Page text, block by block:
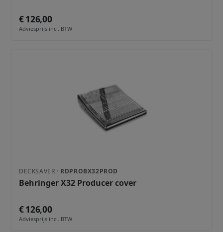
€ 126,00
Adviesprijs incl. BTW
DECKSAVER · RDPROBX32PROD
Behringer X32 Producer cover
€ 126,00
Adviesprijs incl. BTW